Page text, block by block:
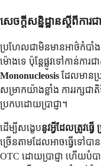
សេចក្តីសន្និដ្ឋានស្តីពីកា
ប្រហែលជាមិនមានអាថ៌កំបាំ
ម៉ោងទេ ប៉ុន្តែផ្លូវទៅកាន់កា
Mononucleosis ដែលមានប្
សម្រាកយ៉ាងខ្លាំង ការរក្សជ
ប្រកបដោយប្រាជ្ញា។
ដើម្បីសង្ខេបនូវអ្វីដែលត្រូវធ្វ
ច្រើនតាមដែលអាចធ្វើទៅបា
OTC ដោយប្រាជ្ញា ហើយបំ